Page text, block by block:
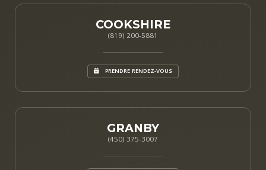
COOKSHIRE
(819) 200-5881
PRENDRE RENDEZ-VOUS
GRANBY
(450) 375-3007